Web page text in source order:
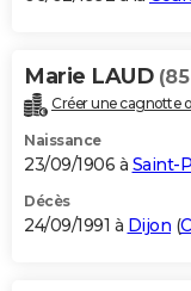
Marie LAUD
Créer une cagnotte
Naissance
23/09/1906 à Saint-
Décès
24/09/1991 à Dijon (